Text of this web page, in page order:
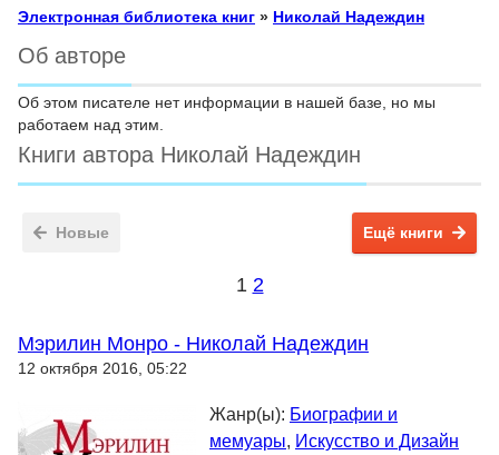
Электронная библиотека книг » Николай Надеждин
Об авторе
Об этом писателе нет информации в нашей базе, но мы
работаем над этим.
Книги автора Николай Надеждин
Новые Ещё книги
1 2
Мэрилин Монро - Николай Надеждин
12 октября 2016, 05:22
Жанр(ы): Биографии и
мемуары, Искусство и Дизайн